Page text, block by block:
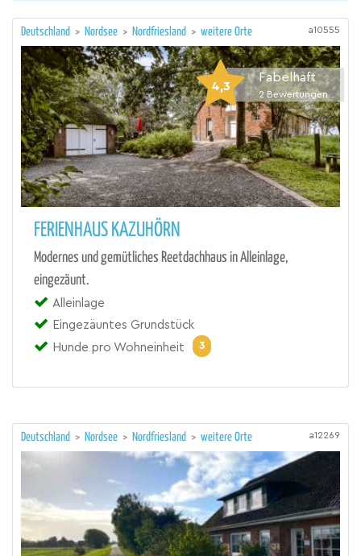
Deutschland > Nordsee > Nordfriesland > weitere Orte a10555
4,3
Fabelhaft
2 Bewertungen
FERIENHAUS KAZUHÖRN
Modernes und gemütliches Reetdachhaus in Alleinlage,
eingezäunt.
Alleinlage
Eingezäuntes Grundstück
Hunde pro Wohneinheit
3
Deutschland > Nordsee > Nordfriesland > weitere Orte a12269